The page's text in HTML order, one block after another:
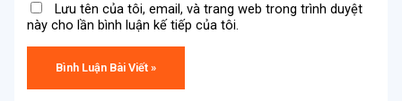
Lưu tên của tôi, email, và trang web trong trình duyệt
này cho lần bình luận kế tiếp của tôi.